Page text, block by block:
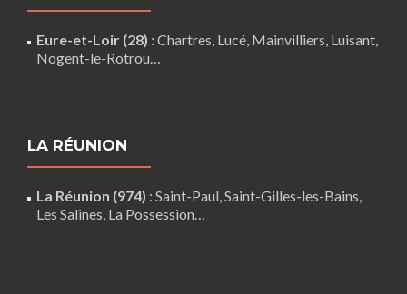
Eure-et-Loir (28) : Chartres, Lucé, Mainvilliers, Luisant,
Nogent-le-Rotrou…
LA RÉUNION
La Réunion (974) : Saint-Paul,Saint-Gilles-les-Bains,
Les Salines, La Possession…